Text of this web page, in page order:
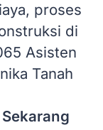
proses
di
Asisten
Tanah